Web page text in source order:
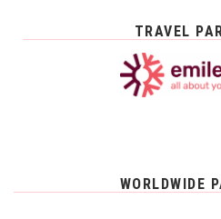
TRAVEL
WORLDWIDE